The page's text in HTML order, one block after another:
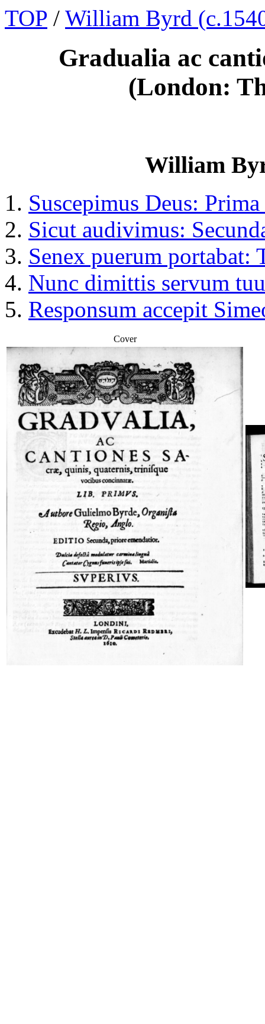
TOP / William Byrd
Gradualia ac
(London:
William
Suscepimus Deus: Prima
Sicut audivimus:
Senex puerum portabat:
Nunc dimittis servum
Responsum accepit
Cover